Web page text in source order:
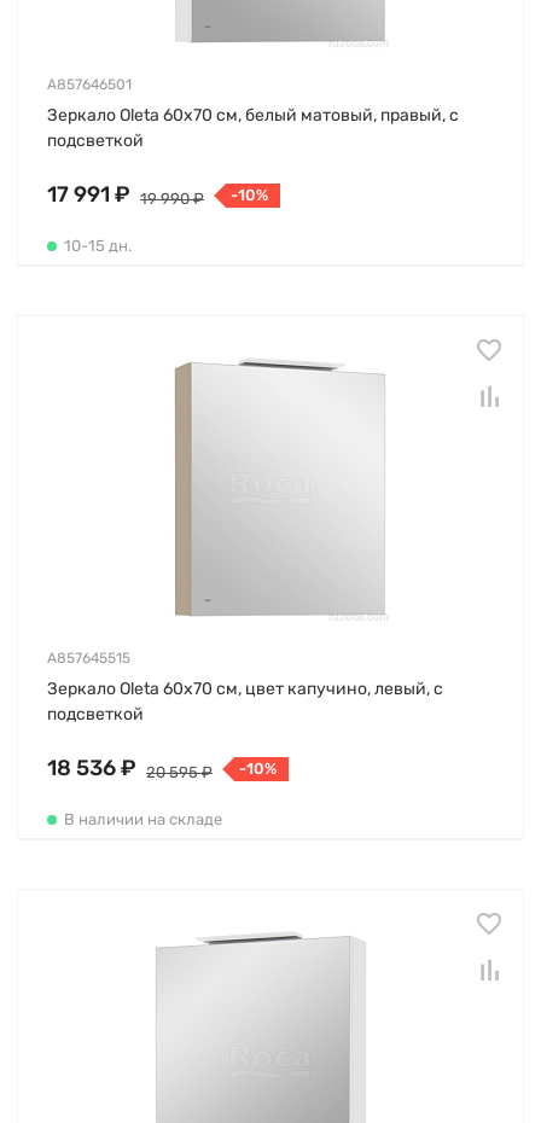
A857646501
Зеркало Oleta 60х70 см, белый матовый, правый, с
подсветкой
17 991 ₽ 19 990 ₽ -10%
10-15 дн.
A857645515
Зеркало Oleta 60х70 см, цвет капучино, левый, с
подсветкой
18 536 ₽ 20 595 ₽ -10%
В наличии на складе